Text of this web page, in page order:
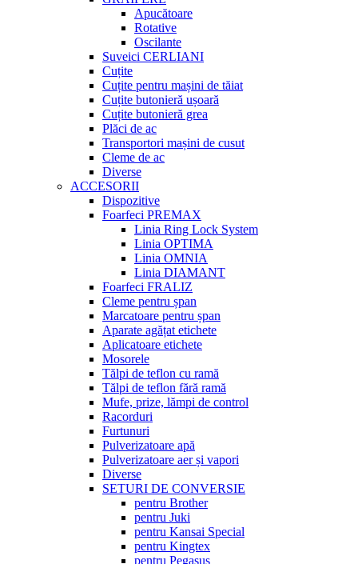
Apucătoare
Rotative
Oscilante
Suveici CERLIANI
Cuțite
Cuțite pentru mașini de tăiat
Cuțite butonieră ușoară
Cuțite butonieră grea
Plăci de ac
Transportori mașini de cusut
Cleme de ac
Diverse
ACCESORII
Dispozitive
Foarfeci PREMAX
Linia Ring Lock System
Linia OPTIMA
Linia OMNIA
Linia DIAMANT
Foarfeci FRALIZ
Cleme pentru șpan
Marcatoare pentru șpan
Aparate agățat etichete
Aplicatoare etichete
Mosorele
Tălpi de teflon cu ramă
Tălpi de teflon fără ramă
Mufe, prize, lămpi de control
Racorduri
Furtunuri
Pulverizatoare apă
Pulverizatoare aer și vapori
Diverse
SETURI DE CONVERSIE
pentru Brother
pentru Juki
pentru Kansai Special
pentru Kingtex
pentru Pegasus